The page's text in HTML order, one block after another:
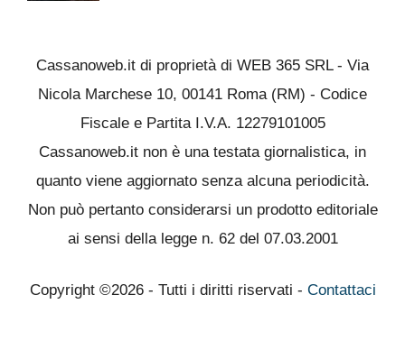
Cassanoweb.it di proprietà di WEB 365 SRL - Via
Nicola Marchese 10, 00141 Roma (RM) - Codice
Fiscale e Partita I.V.A. 12279101005
Cassanoweb.it non è una testata giornalistica, in
quanto viene aggiornato senza alcuna periodicità.
Non può pertanto considerarsi un prodotto editoriale
ai sensi della legge n. 62 del 07.03.2001
Copyright ©2026 - Tutti i diritti riservati - Contattaci